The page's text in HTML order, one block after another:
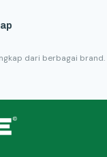
dari berbagai brand.